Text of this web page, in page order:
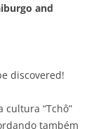
and
discovered!
“Tchô”
também